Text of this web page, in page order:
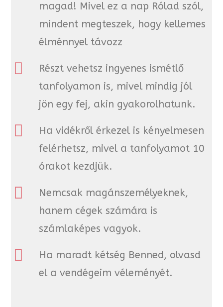
magad! Mivel ez a nap Rólad szól,
mindent megteszek, hogy kellemes
élménnyel távozz
Részt vehetsz ingyenes ismétlő
tanfolyamon is, mivel mindig jól
jön egy fej, akin gyakorolhatunk.
Ha vidékről érkezel is kényelmesen
felérhetsz, mivel a tanfolyamot 10
órakot kezdjük.
Nemcsak magánszemélyeknek,
hanem cégek számára is
számlaképes vagyok.
Ha maradt kétség Benned, olvasd
el a vendégeim véleményét.